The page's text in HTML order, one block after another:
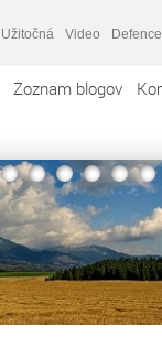
Užitočná Video
Zoznam blogov